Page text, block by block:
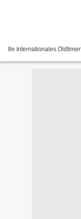
8e Internationales